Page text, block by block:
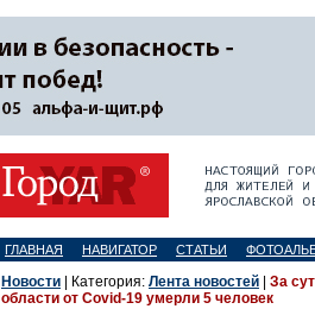
ГЛАВНАЯ НАВИГАТОР СТАТЬИ
Новости | Категория: Лента новостей
За
области от Covid-19 умерли 5 человек